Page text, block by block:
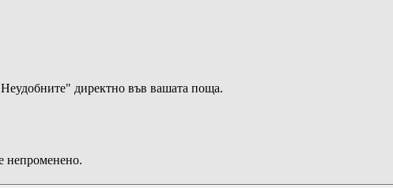
директно във вашата поща.
непроменено.